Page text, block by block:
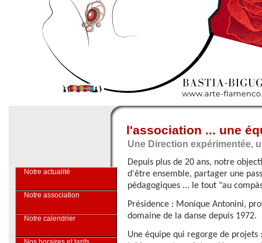
Notre actualité
Notre association
Notre calendrier
l'association ... une
Une Direction expérimentée,
Depuis plus de 20 ans, notre
d'être ensemble, partager une
pédagogiques ... le tout "au
Présidence : Monique Antonini,
domaine de la danse depuis 1972.
Une équipe qui regorge de projets